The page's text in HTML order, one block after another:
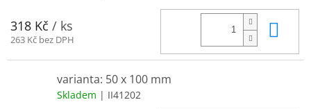
318 Kč / ks
263 Kč bez DPH
varianta: 50 x 100 mm
Skladem | II41202